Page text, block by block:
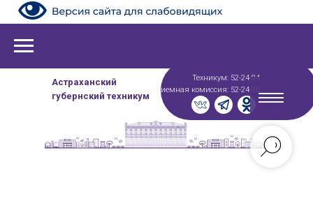
Астраханский
губернский техникум
Техникум: 52-24-84
Приемная комиссия: 52-24-86